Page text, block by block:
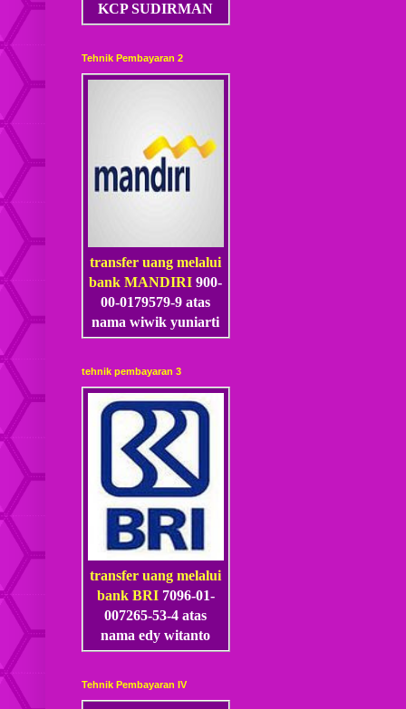
KCP SUDIRMAN
Tehnik Pembayaran 2
transfer uang melalui
bank MANDIRI900-
00-0179579-9 atas
nama wiwik yuniarti
tehnik pembayaran 3
transfer uang melalui
bank BRI 7096-01-
007265-53-4 atas
nama edy witanto
Tehnik Pembayaran IV